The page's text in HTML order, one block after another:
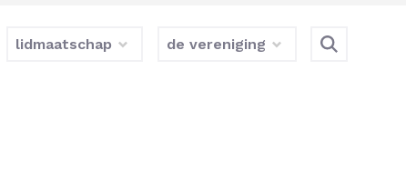
lidmaatschap de vereniging